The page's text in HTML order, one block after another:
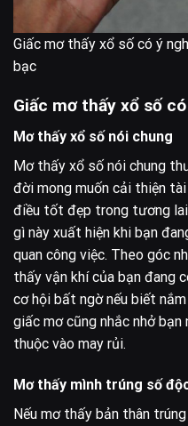
Giấc mơ thấy xổ số có ý
bạc
Giấc mơ thấy xổ số
Mơ thấy xổ số nói chung
Mơ thấy xổ số nói chung
đời mong muốn cải thiện
điều tốt đẹp trong tương
gì này xuất hiện khi bạn
quan công việc. Theo góc
thấy vận khí của bạn đang
cơ hội bất ngờ nếu biết
giấc mơ cũng nhắc nhở
thuộc vào may rủi.
Mơ thấy mình trúng số
Nếu mơ thấy bản thân